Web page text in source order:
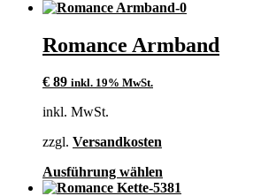
Romance Armband
€ 89 inkl. 19% MwSt.
inkl. MwSt.
zzgl. Versandkosten
Ausführung wählen
Produkt